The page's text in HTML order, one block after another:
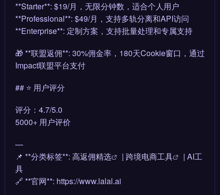
**Starter**: $19/月，无限分钟数，适合个人用户
**Professional**: $49/月，支持多轨分离和API访问
**Enterprise**: 定制方案，支持批量处理和专属支持
🎁 **联盟返佣**: 30%佣金率，180天Cookie窗口，通过
Impact联盟平台支付
## ⭐ 用户评分
评分：4.7/5.0
5000+ 用户评价
—
📌 **分类标签**: 高返佣精选 | 跨境电商工具
| AI工
具
🔗 **官网**: https://www.lalal.ai